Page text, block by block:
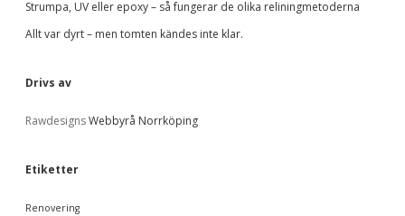
r
Strumpa, UV eller epoxy – så fungerar de olika reliningmetoderna
Allt var dyrt – men tomten kändes inte klar.
Drivs av
RawdesignsWebbyrå Norrköping
Etiketter
Renovering